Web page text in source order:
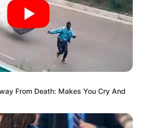
From Death: Makes You Cry And